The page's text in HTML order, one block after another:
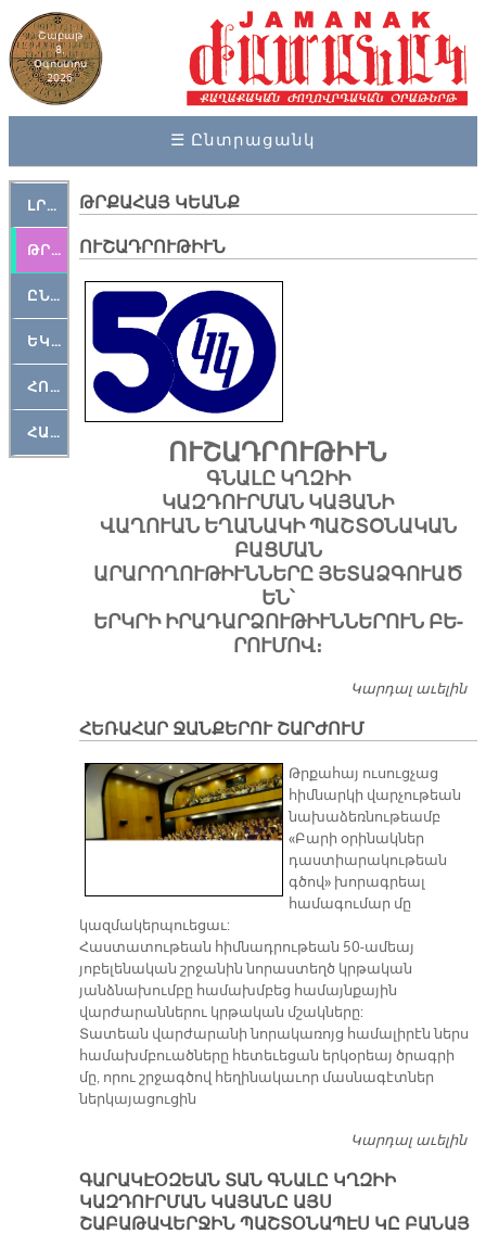
Շաբաթ
8,
Օգոստոս
2026
☰ Ընտրացանկ
ԼՐԱՀՈՍ
ԹՐՔԱՀԱՅ ԿԵԱՆՔ
ԸՆԿԵՐԱՄՇԱԿՈՒԹԱՅԻՆ
ԵԿԵՂԵՑԱԿԱՆ
ՀՈԳԵՄՏԱՒՈՐ
ՀԱՐԹԱԿ
ԹՐՔԱՀԱՅ ԿԵԱՆՔ
ՈՒ­ՇԱԴ­ՐՈՒ­ԹԻՒՆ
ՈՒ­ՇԱԴ­ՐՈՒ­ԹԻՒՆ
ԳՆԱ­ԼԸ ԿՂԶԻԻ
ԿԱԶ­ԴՈՒՐ­ՄԱՆ ԿԱ­ՅԱ­ՆԻ
ՎԱ­ՂՈ­ՒԱՆ Ե­ՂԱ­ՆԱ­ԿԻ ՊԱՇ­ՏՕ­ՆԱ­ԿԱՆ
ԲԱՑ­ՄԱՆ
Ա­ՐԱ­ՐՈ­ՂՈՒ­ԹԻՒՆ­ՆԵ­ՐԸ ՅԵ­ՏԱՁ­ԳՈ­ՒԱԾ
ԵՆ՝
ԵՐԿ­ՐԻ Ի­ՐԱ­ԴԱՐ­ՁՈՒ­ԹԻՒՆ­ՆԵ­ՐՈՒՆ ԲԵ­
ՐՈՒ­ՄՈՎ։
Կարդալ աւելին
ՀԵՌԱՀԱՐ ՋԱՆՔԵՐՈՒ ՇԱՐԺՈՒՄ
Թրքահայ ուսուցչաց
հիմնարկի վարչութեան
նախաձեռնութեամբ
«Բարի օրինակներ
դաստիարակութեան
գծով» խորագրեալ
համագումար մը
կազմակերպուեցաւ:
Հաստատութեան հիմնադրութեան 50-ամեայ
յոբելենական շրջանին նորաստեղծ կրթական
յանձնախումբը համախմբեց համայնքային
վարժարաններու կրթական մշակները:
Տատեան վարժարանի նորակառոյց համալիրէն ներս
համախմբուածները հետեւեցան երկօրեայ ծրագրի
մը, որու շրջագծով հեղինակաւոր մասնագէտներ
ներկայացուցին
Կարդալ աւելին
ԳԱՐԱԿԷՕԶԵԱՆ ՏԱՆ ԳՆԱԼԸ ԿՂԶԻԻ
ԿԱԶԴՈՒՐՄԱՆ ԿԱՅԱՆԸ ԱՅՍ
ՇԱԲԱԹԱՎԵՐՋԻՆ ՊԱՇՏՕՆԱՊԷՍ ԿԸ ԲԱՆԱՅ